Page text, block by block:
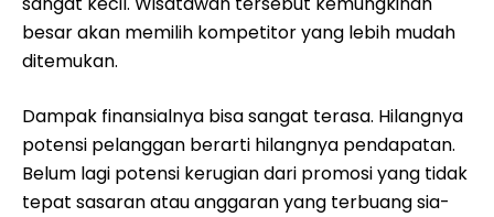
besar akan memilih kompetitor yang lebih mudah
ditemukan.
Dampak finansialnya bisa sangat terasa. Hilangnya
potensi pelanggan berarti hilangnya pendapatan.
Belum lagi potensi kerugian dari promosi yang tidak
tepat sasaran atau anggaran yang terbuang sia-